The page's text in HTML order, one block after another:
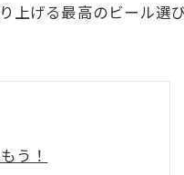
上げる最高のビール選
う！